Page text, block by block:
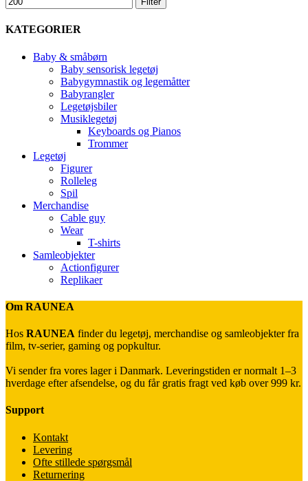
KATEGORIER
Baby & småbørn
Baby sensorisk legetøj
Babygymnastik og legemåtter
Babyrangler
Legetøjsbiler
Musiklegetøj
Keyboards og Pianos
Trommer
Legetøj
Figurer
Rolleleg
Spil
Merchandise
Cable guy
Wear
T-shirts
Samleobjekter
Actionfigurer
Replikaer
Om RAUNEA
Hos RAUNEA finder du legetøj, merchandise og samleobjekter fra
film, tv-serier, gaming og popkultur.
Vi sender fra vores lager i Danmark. Leveringstiden er normalt 1–3
hverdage efter afsendelse, og du får gratis fragt ved køb over 999 kr.
Support
Kontakt
Levering
Ofte stillede spørgsmål
Returnering